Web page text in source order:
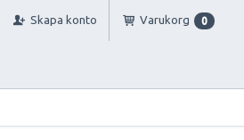
Skapa konto Varukorg 0